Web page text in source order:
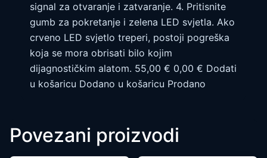
signal za otvaranje i zatvaranje. 4. Pritisnite
gumb za pokretanje i zelena LED svjetla. Ako
crveno LED svjetlo treperi, postoji pogreška
koja se mora obrisati bilo kojim
dijagnostičkim alatom. 55,00 € 0,00 € Dodati
u košaricu Dodano u košaricu Prodano
Povezani proizvodi